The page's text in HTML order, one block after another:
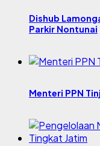
Dishub
Parkir Nontunai
Menteri PPN